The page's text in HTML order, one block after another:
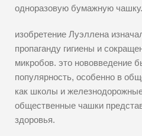
одноразовую бумажную чашку.
изобретение Луэллена
пропаганду гигиены и
микробов. это нововведение
популярность, особенно в
как школы и
общественные чашки
здоровья.